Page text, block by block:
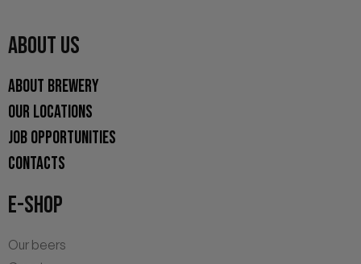
ABOUT US
ABOUT BREWERY
OUR LOCATIONS
JOB OPPORTUNITIES
CONTACTS
E-SHOP
Our beers